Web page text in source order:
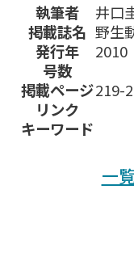
小
執筆者
井口
掲載誌名 野生
発行年
2010
号数
掲載ページ219-
リンク
キーワード
一